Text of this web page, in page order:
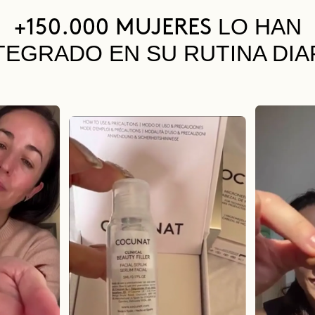
+150.000 MUJERES LO HAN
EN SU RUTINA